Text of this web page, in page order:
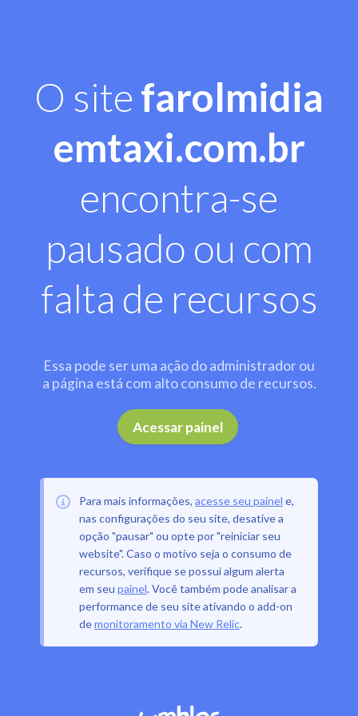
O site farolmidia
emtaxi.com.br
encontra-se
pausado ou com
falta de recursos
Essa pode ser uma ação do administrador ou
a página está com alto consumo de recursos.
Acessar painel .
Para mais informações, acesse seu painel e,
nas configurações do seu site, desative a
opção "pausar" ou opte por "reiniciar seu
website". Caso o motivo seja o consumo de
recursos, verifique se possui algum alerta
em seu painel. Você também pode analisar a
performance de seu site ativando o add-on
demonitoramento via New Relic.